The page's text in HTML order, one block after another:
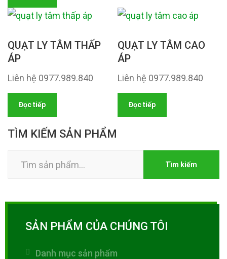
QUẠT LY TÂM THẤP
ÁP
Liên hệ 0977.989.840
Đọc tiếp
QUẠT LY TÂM CAO
ÁP
Liên hệ 0977.989.840
Đọc tiếp
TÌM KIẾM SẢN PHẨM
Tìm kiếm
SẢN PHẨM CỦA CHÚNG TÔI
Danh mục sản phẩm